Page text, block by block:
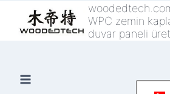
WPC zemin
duvar paneli